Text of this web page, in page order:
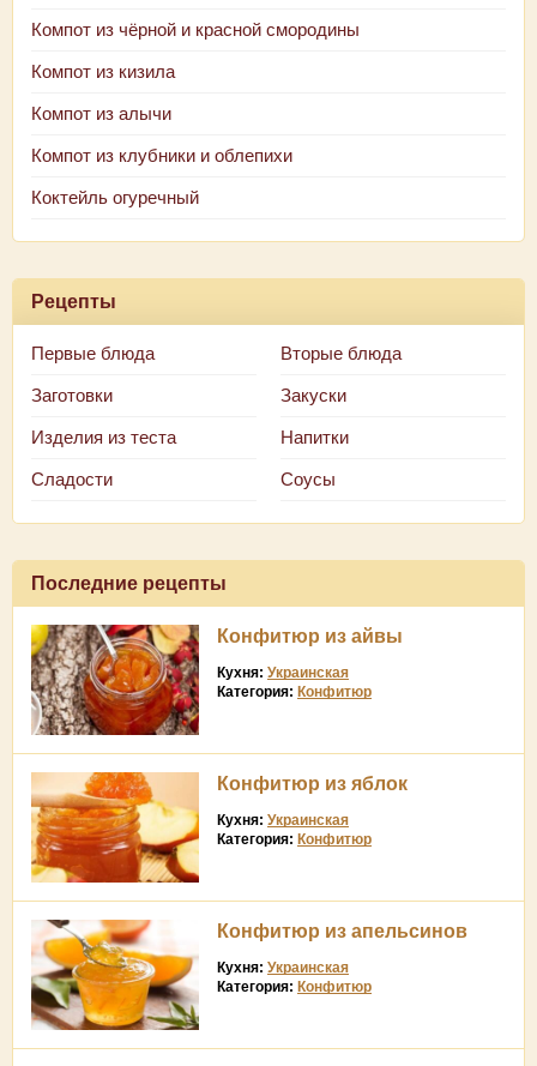
Компот из чёрной и красной смородины
Компот из кизила
Компот из алычи
Компот из клубники и облепихи
Коктейль огуречный
Рецепты
Первые блюда Вторые блюда
Заготовки Закуски
Изделия из теста Напитки
Сладости Соусы
Последние рецепты
Конфитюр из айвы
Кухня: Украинская
Категория: Конфитюр
Конфитюр из яблок
Кухня: Украинская
Категория: Конфитюр
Конфитюр из апельсинов
Кухня: Украинская
Категория: Конфитюр